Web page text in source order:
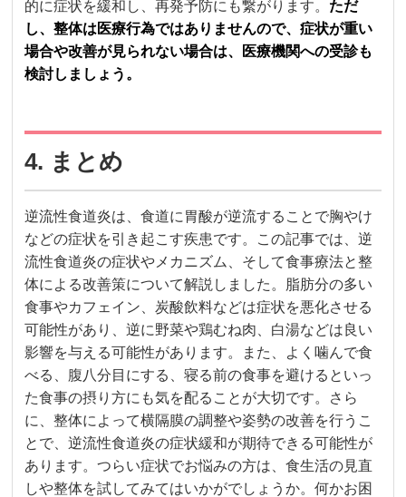
的に症状を緩和し、再発予防にも繋がります。 ただ
し、整体は医療行為ではありませんので、症状が重い
場合や改善が見られない場合は、医療機関への受診も
検討しましょう。
4. まとめ
逆流性食道炎は、食道に胃酸が逆流することで胸やけ
などの症状を引き起こす疾患です。この記事では、逆
流性食道炎の症状やメカニズム、そして食事療法と整
体による改善策について解説しました。脂肪分の多い
食事やカフェイン、炭酸飲料などは症状を悪化させる
可能性があり、逆に野菜や鶏むね肉、白湯などは良い
影響を与える可能性があります。また、よく噛んで食
べる、腹八分目にする、寝る前の食事を避けるといっ
た食事の摂り方にも気を配ることが大切です。さら
に、整体によって横隔膜の調整や姿勢の改善を行うこ
とで、逆流性食道炎の症状緩和が期待できる可能性が
あります。つらい症状でお悩みの方は、食生活の見直
しや整体を試してみてはいかがでしょうか。何かお困